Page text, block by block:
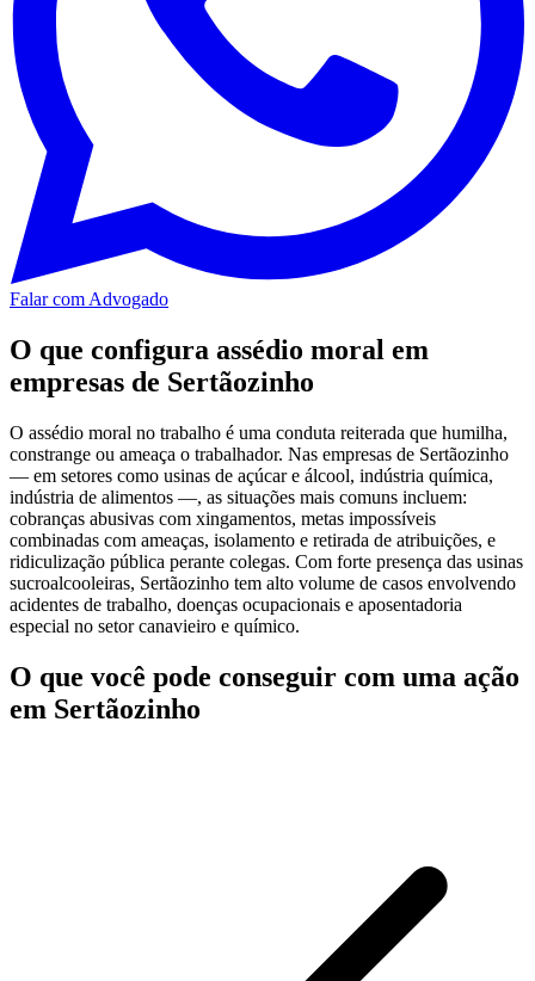
Falar com Advogado
O que configura assédio moral em
empresas de Sertãozinho
O assédio moral no trabalho é uma conduta reiterada que humilha,
constrange ou ameaça o trabalhador. Nas empresas de Sertãozinho
— em setores como usinas de açúcar e álcool, indústria química,
indústria de alimentos —, as situações mais comuns incluem:
cobranças abusivas com xingamentos, metas impossíveis
combinadas com ameaças, isolamento e retirada de atribuições, e
ridiculização pública perante colegas. Com forte presença das usinas
sucroalcooleiras, Sertãozinho tem alto volume de casos envolvendo
acidentes de trabalho, doenças ocupacionais e aposentadoria
especial no setor canavieiro e químico.
O que você pode conseguir com uma ação
em Sertãozinho